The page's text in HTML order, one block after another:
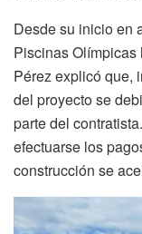
Desde su inicio en
Piscinas Olímpicas
Pérez explicó que,
del proyecto se
parte del
efectuarse los
construcción se